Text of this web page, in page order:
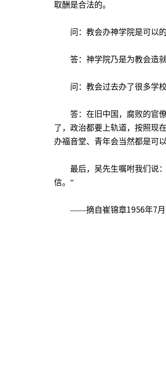
取酬是合法的。
问：教会办神学院是可以的
答：神学院乃是为教会造
问：教会过去办了很多学
答：在旧中国，腐败的官
了，政治都要上轨道，按照现
办福音堂、青年会当然都是可
最后， 吴先生嘱咐我们说
信。”
——摘自崔锦章1956年7月